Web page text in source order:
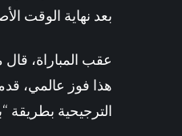
بعد نهاية الوقت
هذا فوز عالمي،
الترجيحية بطريقة